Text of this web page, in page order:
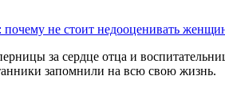
не стоит недооценивать
за сердце отца и
запомнили на всю свою жизнь.